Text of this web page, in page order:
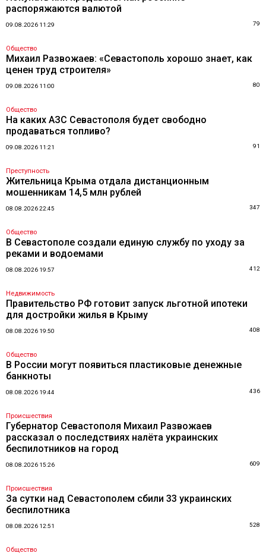
распоряжаются валютой
09.08.2026 11:29 79
Общество
Михаил Развожаев: «Севастополь хорошо знает, как
ценен труд строителя»
09.08.2026 11:00 80
Общество
На каких АЗС Севастополя будет свободно
продаваться топливо?
09.08.2026 11:21 91
Преступность
Жительница Крыма отдала дистанционным
мошенникам 14,5 млн рублей
08.08.2026 22:45 347
Общество
В Севастополе создали единую службу по уходу за
реками и водоемами
08.08.2026 19:57 412
Недвижимость
Правительство РФ готовит запуск льготной ипотеки
для достройки жилья в Крыму
08.08.2026 19:50 408
Общество
В России могут появиться пластиковые денежные
банкноты
08.08.2026 19:44 436
Происшествия
Губернатор Севастополя Михаил Развожаев
рассказал о последствиях налёта украинских
беспилотников на город
08.08.2026 15:26 609
Происшествия
За сутки над Севастополем сбили 33 украинских
беспилотника
08.08.2026 12:51 528
Общество